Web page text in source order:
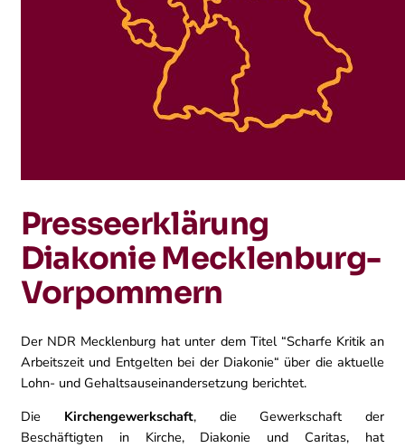
Presseerklärung
Diakonie Mecklenburg-
Vorpommern
Der NDR Mecklenburg hat unter dem Titel “Scharfe Kritik an
Arbeitszeit und Entgelten bei der Diakonie“ über die aktuelle
Lohn- und Gehaltsauseinandersetzung berichtet.
Die Kirchengewerkschaft, die Gewerkschaft der
Beschäftigten in Kirche, Diakonie und Caritas, hat